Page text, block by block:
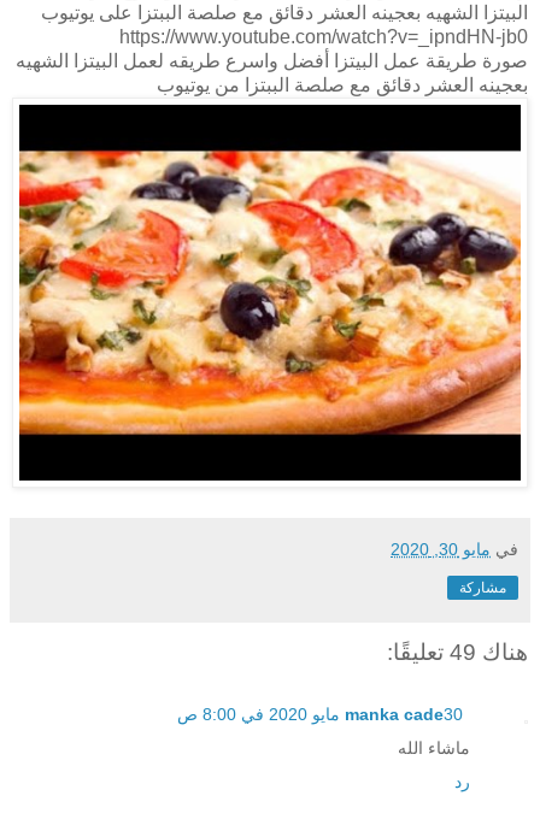
البيتزا الشهيه بعجينه العشر دقائق مع صلصة الببتزا على يوتيوب
https://www.youtube.com/watch?v=_ipndHN-jb0
صورة طريقة عمل البيتزا أفضل واسرع طريقه لعمل البيتزا الشهيه
بعجينه العشر دقائق مع صلصة الببتزا من يوتيوب
في مايو 30, 2020
مشاركة
هناك 49 تعليقًا:
manka cade30 مايو 2020 في 8:00 ص
ماشاء الله
رد